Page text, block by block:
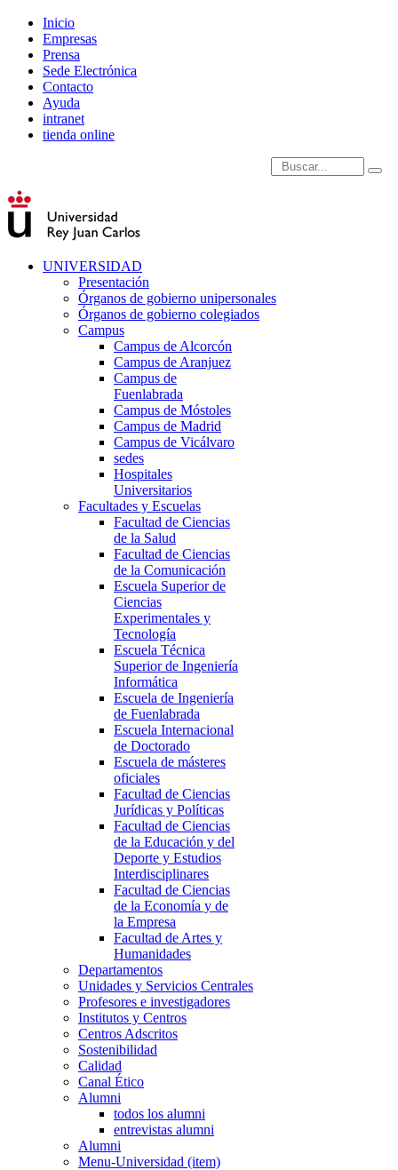
Inicio
Empresas
Prensa
Sede Electrónica
Contacto
Ayuda
intranet
tienda online
Introduce términos de
UNIVERSIDAD
Presentación
Órganos de gobierno unipersonales
Órganos de gobierno colegiados
Campus
Campus de Alcorcón
Campus de Aranjuez
Campus de
Fuenlabrada
Campus de Móstoles
Campus de Madrid
Campus de Vicálvaro
sedes
Hospitales
Universitarios
Facultades y Escuelas
Facultad de Ciencias
de la Salud
Facultad de Ciencias
de la Comunicación
Escuela Superior de
Ciencias
Experimentales y
Tecnología
Escuela Técnica
Superior de Ingeniería
Informática
Escuela de Ingeniería
de Fuenlabrada
Escuela Internacional
de Doctorado
Escuela de másteres
oficiales
Facultad de Ciencias
Jurídicas y Políticas
Facultad de Ciencias
de la Educación y del
Deporte y Estudios
Interdisciplinares
Facultad de Ciencias
de la Economía y de
la Empresa
Facultad de Artes y
Humanidades
Departamentos
Unidades y Servicios Centrales
Profesores e investigadores
Institutos y Centros
Centros Adscritos
Sostenibilidad
Calidad
Canal Ético
Alumni
todos los alumni
entrevistas alumni
Alumni
Menu-Universidad (item)